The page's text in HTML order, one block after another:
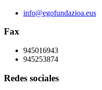
info@egofundazioa.eus
Fax
945016943
945253874
Redes sociales